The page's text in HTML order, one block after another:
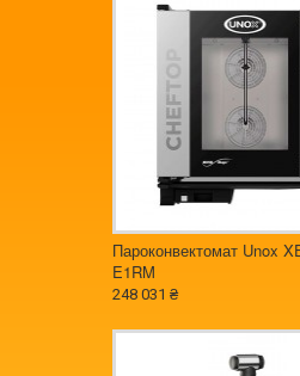
Пароконвектомат Unox
E1RM
248 031 ₴